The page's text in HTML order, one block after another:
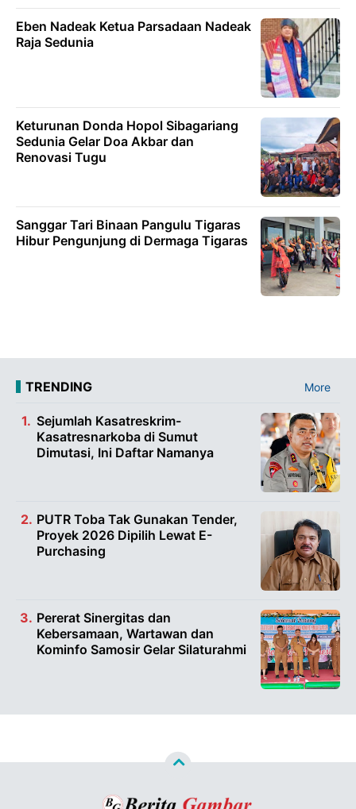
Eben Nadeak Ketua Parsadaan Nadeak
Raja Sedunia
Keturunan Donda Hopol Sibagariang
Sedunia Gelar Doa Akbar dan
Renovasi Tugu
Sanggar Tari Binaan Pangulu Tigaras
Hibur Pengunjung di Dermaga Tigaras
TRENDING More
Sejumlah Kasatreskrim-
Kasatresnarkoba di Sumut
Dimutasi, Ini Daftar Namanya
PUTR Toba Tak Gunakan Tender,
Proyek 2026 Dipilih Lewat E-
Purchasing
Pererat Sinergitas dan
Kebersamaan, Wartawan dan
Kominfo Samosir Gelar Silaturahmi